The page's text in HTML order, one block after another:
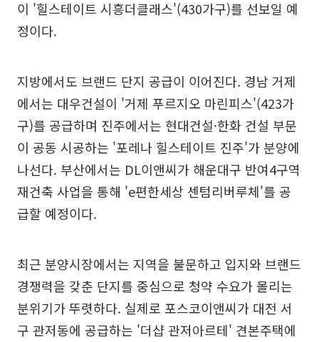
이 '힐스테이트 시흥더클래스'(430가구)를 선보일 예
정이다.
지방에서도 브랜드 단지 공급이 이어진다. 경남 거제
에서는 대우건설이 '거제 푸르지오 마린피스'(423가
구)를 공급하며 진주에서는 현대건설·한화 건설 부문
이 공동 시공하는 '포레나 힐스테이트 진주'가 분양에
나선다. 부산에서는 DL이앤씨가 해운대구 반여4구역
재건축 사업을 통해 'e편한세상 센텀리버루체'를 공
급할 예정이다.
최근 분양시장에서는 지역을 불문하고 입지와 브랜드
경쟁력을 갖춘 단지를 중심으로 청약 수요가 몰리는
분위기가 뚜렷하다. 실제로 포스코이앤씨가 대전 서
구 관저동에 공급하는 '더샵 관저아르테' 견본주택에